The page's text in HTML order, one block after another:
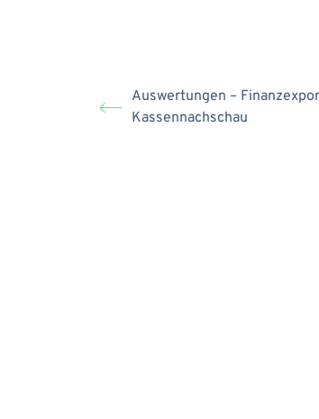
Auswer­tungen –
Kassen­nach­schau